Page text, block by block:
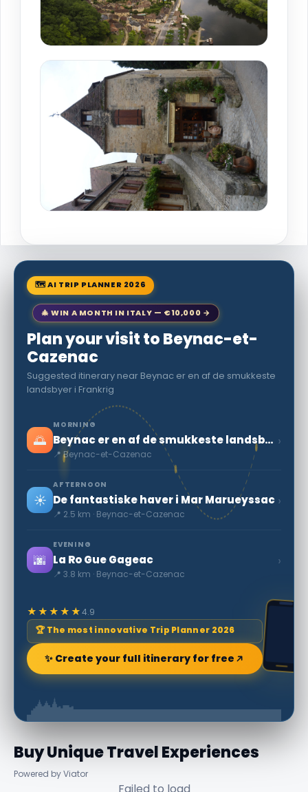
🗺 AI TRIP PLANNER 2026
🎄 WIN A MONTH IN ITALY — €10,000 →
Plan your visit to Beynac-et-
Cazenac
Suggested itinerary near Beynac er en af de smukkeste
landsbyer i Frankrig
🌅
MORNING
Beynac er en af de smukkeste landsbyer i Frankrig
📍 Beynac-et-Cazenac
›
☀️
AFTERNOON
De fantastiske haver i Mar Marueyssac
📍 2.5 km · Beynac-et-Cazenac
›
🌆
EVENING
La Ro Gue Gageac
📍 3.8 km · Beynac-et-Cazenac
›
★★★★★4.9
🏆 The most innovative Trip Planner 2026
✨ Create your full itinerary for free
Buy Unique Travel Experiences
Powered by Viator
Failed to load